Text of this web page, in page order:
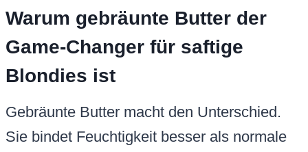
Warum gebräunte Butter der
Game-Changer für saftige
Blondies ist
Gebräunte Butter macht den Unterschied.
Sie bindet Feuchtigkeit besser als normale